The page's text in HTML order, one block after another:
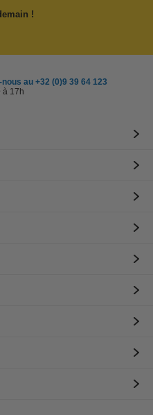
!
au +32 (0)9 39 64 123
à 17h